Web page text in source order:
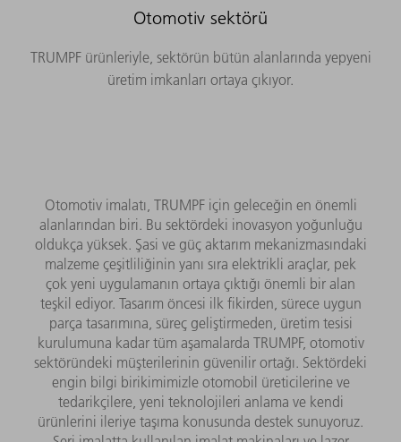
Otomotiv sektörü
TRUMPF ürünleriyle, sektörün bütün alanlarında yepyeni
üretim imkanları ortaya çıkıyor.
Otomotiv imalatı, TRUMPF için geleceğin en önemli
alanlarından biri. Bu sektördeki inovasyon yoğunluğu
oldukça yüksek. Şasi ve güç aktarım mekanizmasındaki
malzeme çeşitliliğinin yanı sıra elektrikli araçlar, pek
çok yeni uygulamanın ortaya çıktığı önemli bir alan
teşkil ediyor. Tasarım öncesi ilk fikirden, sürece uygun
parça tasarımına, süreç geliştirmeden, üretim tesisi
kurulumuna kadar tüm aşamalarda TRUMPF, otomotiv
sektöründeki müşterilerinin güvenilir ortağı. Sektördeki
engin bilgi birikimimizle otomobil üreticilerine ve
tedarikçilere, yeni teknolojileri anlama ve kendi
ürünlerini ileriye taşıma konusunda destek sunuyoruz.